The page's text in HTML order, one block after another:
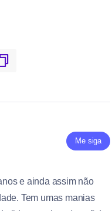
Me siga
e ainda assim não
Tem umas manias